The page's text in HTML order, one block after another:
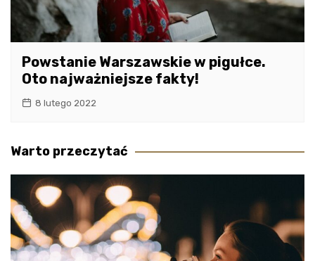
Powstanie Warszawskie w pigułce.
Oto najważniejsze fakty!
8 lutego 2022
Warto przeczytać